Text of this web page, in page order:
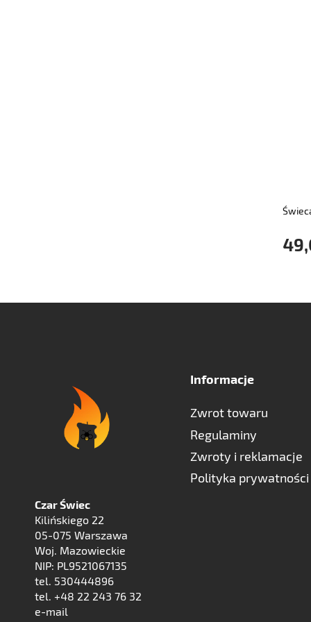
Informacje
Zwrot towaru
Regulaminy
Zwroty i reklamacje
Polityka prywatności
Czar Świec
Kilińskiego 22
05-075 Warszawa
Woj. Mazowieckie
NIP: PL9521067135
tel. 530444896
tel. +48 22 243 76 32
e-mail